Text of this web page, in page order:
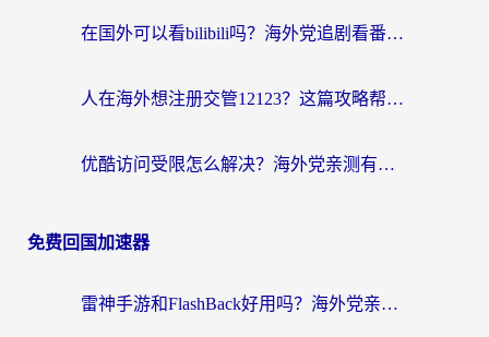
在国外可以看bilibili吗？海外党追剧看番的终极解决方案来了
人在海外想注册交管12123？这篇攻略帮你搞定（附回国加速神器）
优酷访问受限怎么解决？海外党亲测有效的回国加速方案
免费回国加速器
雷神手游和FlashBack好用吗？海外党亲测指南，避开破解版坑轻松访问国内资源